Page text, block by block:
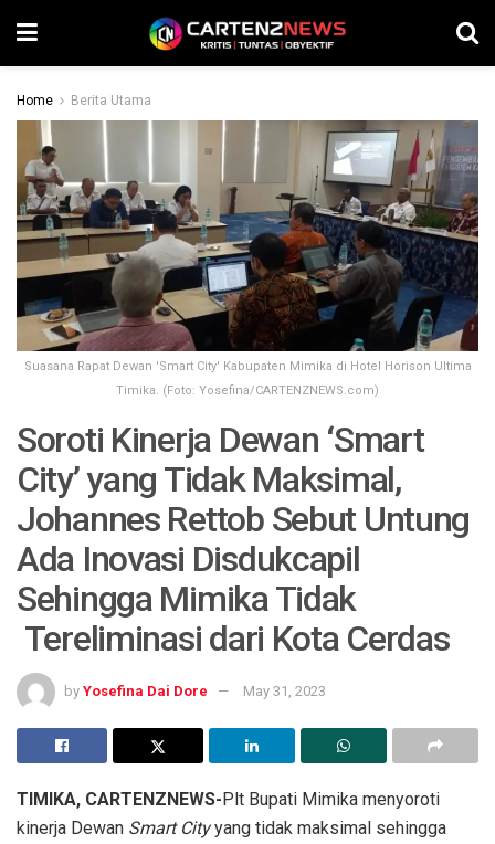
Home Berita Utama
Suasana Rapat Dewan 'Smart City' Kabupaten Mimika di Hotel Horison Ultima
Timika. (Foto: Yosefina/CARTENZNEWS.com)
Soroti Kinerja Dewan ‘Smart
City’ yang Tidak Maksimal,
Johannes Rettob Sebut Untung
Ada Inovasi Disdukcapil
Sehingga Mimika Tidak
Tereliminasi dari Kota Cerdas
by Yosefina Dai Dore May 31, 2023
TIMIKA, CARTENZNEWS-Plt Bupati Mimika menyoroti
kinerja Dewan Smart Cityyang tidak maksimal sehingga